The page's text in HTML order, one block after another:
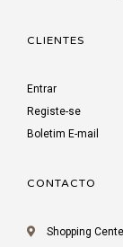
CLIENTES
Entrar
Registe-se
Boletim E-mail
CONTACTO
Shopping